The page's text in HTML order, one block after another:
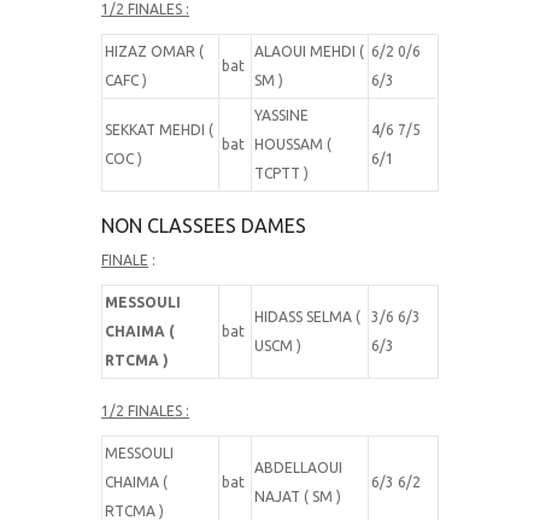
1/2 FINALES :
HIZAZ OMAR (
CAFC )
bat
ALAOUI MEHDI (
SM )
6/2 0/6
6/3
SEKKAT MEHDI (
COC )
bat
YASSINE
HOUSSAM (
TCPTT )
4/6 7/5
6/1
NON CLASSEES DAMES
FINALE :
MESSOULI
CHAIMA (
RTCMA )
bat
HIDASS SELMA (
USCM )
3/6 6/3
6/3
1/2 FINALES :
MESSOULI
CHAIMA (
RTCMA )
bat
ABDELLAOUI
NAJAT ( SM )
6/3 6/2